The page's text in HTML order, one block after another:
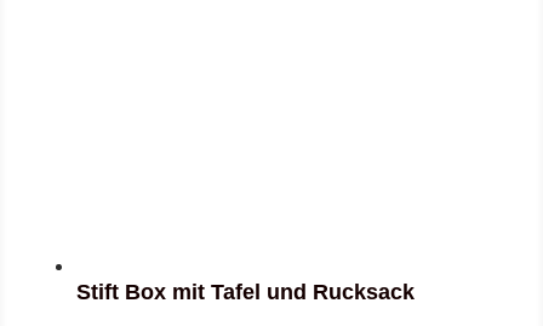
Stift Box mit Tafel und Rucksack